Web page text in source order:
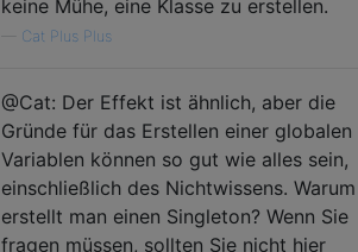
keine Mühe, eine Klasse zu erstellen.
Cat Plus Plus
@Cat: Der Effekt ist ähnlich, aber die
Gründe für das Erstellen einer globalen
Variablen können so gut wie alles sein,
einschließlich des Nichtwissens. Warum
erstellt man einen Singleton? Wenn Sie
fragen müssen, sollten Sie nicht hier